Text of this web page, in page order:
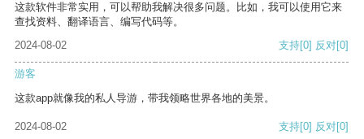
这款软件非常实用，可以帮助我解决很多问题。比如，我可以使用它来
查找资料、翻译语言、编写代码等。
2024-08-02
支持[0] 反对[0]
游客
这款app就像我的私人导游，带我领略世界各地的美景。
2024-08-02 支持[0] 反对[0]